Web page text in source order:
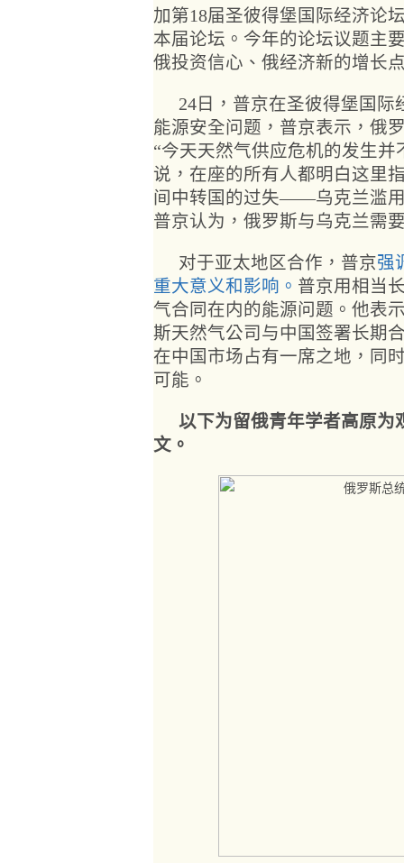
加第18届圣彼得堡国际经济论
本届论坛。今年的论坛议题主
俄投资信心、俄经济新的增长
24日，普京在圣彼得堡国
能源安全问题，普京表示，俄
“今天天然气供应危机的发生
说，在座的所有人都明白这里
间中转国的过失——乌克兰滥
普京认为，俄罗斯与乌克兰需
对于亚太地区合作，普京强
重大意义和影响。 普京用相当
气合同在内的能源问题。他表
斯天然气公司与中国签署长期
在中国市场占有一席之地，同
可能。
以下为留俄青年学者高原为
文。